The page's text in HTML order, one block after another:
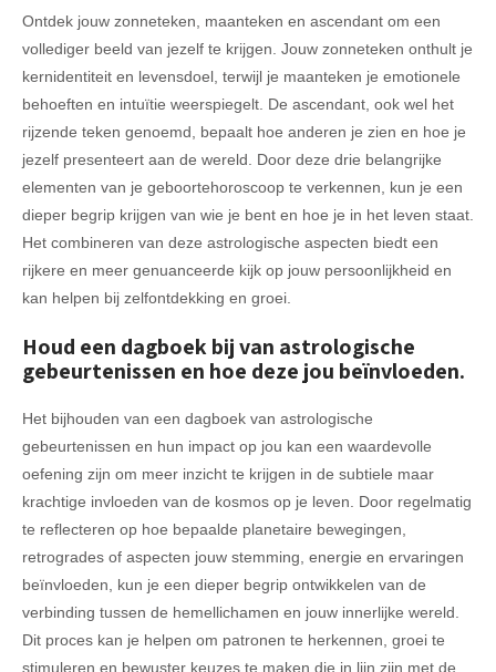
Ontdek jouw zonneteken, maanteken en ascendant om een
vollediger beeld van jezelf te krijgen. Jouw zonneteken onthult je
kernidentiteit en levensdoel, terwijl je maanteken je emotionele
behoeften en intuïtie weerspiegelt. De ascendant, ook wel het
rijzende teken genoemd, bepaalt hoe anderen je zien en hoe je
jezelf presenteert aan de wereld. Door deze drie belangrijke
elementen van je geboortehoroscoop te verkennen, kun je een
dieper begrip krijgen van wie je bent en hoe je in het leven staat.
Het combineren van deze astrologische aspecten biedt een
rijkere en meer genuanceerde kijk op jouw persoonlijkheid en
kan helpen bij zelfontdekking en groei.
Houd een dagboek bij van astrologische
gebeurtenissen en hoe deze jou beïnvloeden.
Het bijhouden van een dagboek van astrologische
gebeurtenissen en hun impact op jou kan een waardevolle
oefening zijn om meer inzicht te krijgen in de subtiele maar
krachtige invloeden van de kosmos op je leven. Door regelmatig
te reflecteren op hoe bepaalde planetaire bewegingen,
retrogrades of aspecten jouw stemming, energie en ervaringen
beïnvloeden, kun je een dieper begrip ontwikkelen van de
verbinding tussen de hemellichamen en jouw innerlijke wereld.
Dit proces kan je helpen om patronen te herkennen, groei te
stimuleren en bewuster keuzes te maken die in lijn zijn met de